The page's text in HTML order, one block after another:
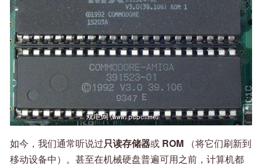
如今，我们通常听说过只读存储器或 ROM
（将它们刷新到
移动设备中）。甚至在机械硬盘普遍可用之前，计算机都